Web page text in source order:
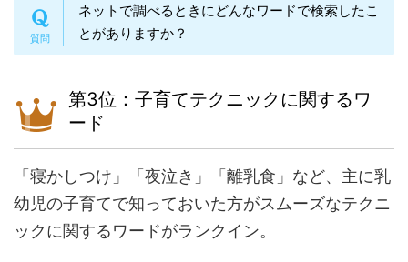
ネットで調べるときにどんなワードで検索したこ
とがありますか？
第3位：子育てテクニックに関するワ
ード
「寝かしつけ」「夜泣き」「離乳食」など、主に乳
幼児の子育てで知っておいた方がスムーズなテクニ
ックに関するワードがランクイン。